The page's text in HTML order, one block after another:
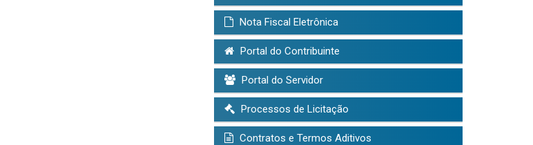
Nota Fiscal Eletrônica
Portal do Contribuinte
Portal do Servidor
Processos de Licitação
Contratos e Termos Aditivos